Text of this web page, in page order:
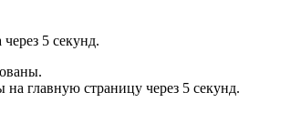
5 секунд.
главную страницу через 5 секунд.